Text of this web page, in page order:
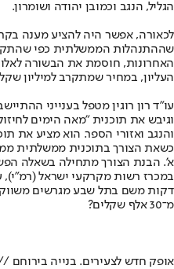
הגליל, הנגב וכמובן יהודה ושומרון.
לכאורה, אפשר היה להציע מענה
שההתנהלות הממשלתית כפי
האחרונות, חוסמת את הבשורה לאלו
העליון, במחיר שמתקרב למיליון
עו"ד רון רוגין מטפל בענייני
וגיבש את תוכנית "מאה הימים
והנגב ואזורי הספר. הוא מציע את
כשאת הצורך בתוכנית ממשלתית
א'. הבנת הצורך מתחילה בשאלה
דקות משם בתל שבע מגרשים
מ־30 אלף שקלים?
אופק חדש לצעירים. בנייה בירוחם //